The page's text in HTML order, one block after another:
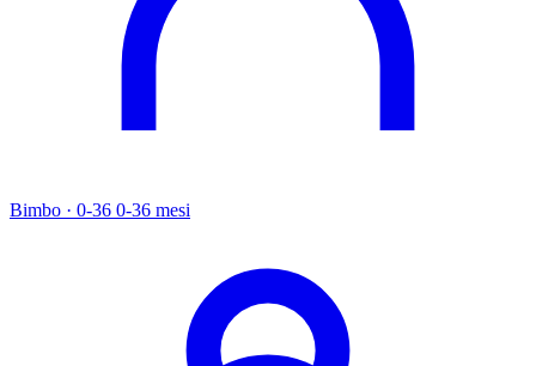
Bimbo · 0-36 0-36 mesi